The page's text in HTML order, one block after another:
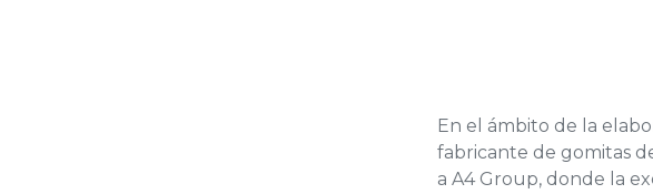
En el ámbito de la
fabricante de gomitas
a A4 Group, donde la